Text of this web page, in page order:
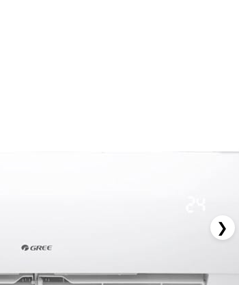
❯